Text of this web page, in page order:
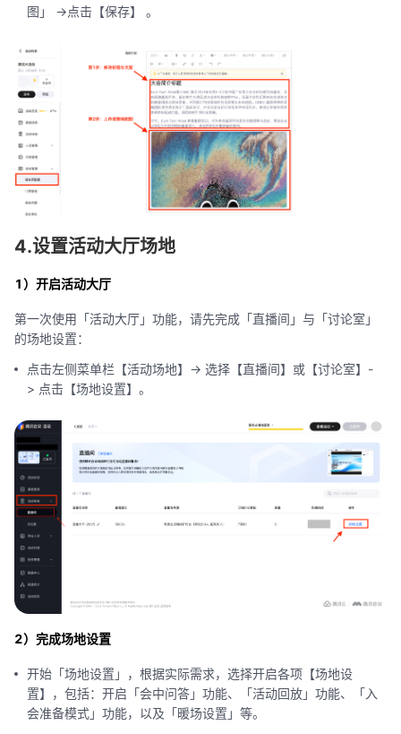
图」 ->点击【保存】 。
4.设置活动大厅场地
1）开启活动大厅
第一次使用「活动大厅」功能，请先完成「直播间」与「讨论室」
的场地设置：
点击左侧菜单栏【活动场地】-> 选择【直播间】或【讨论室】-
> 点击【场地设置】。
2）完成场地设置
开始「场地设置」，根据实际需求，选择开启各项【场地设
置】，包括：开启「会中问答」功能、「活动回放」功能、「入
会准备模式」功能，以及「暖场设置」等。